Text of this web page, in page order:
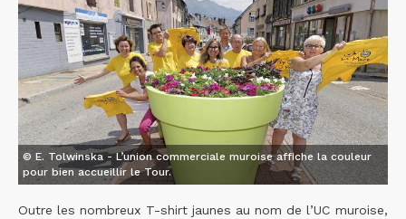
© E. Tolwinska - L’union commerciale muroise affiche la couleur
pour bien accueillir le Tour.
Outre les nombreux T-shirt jaunes au nom de l’UC muroise,